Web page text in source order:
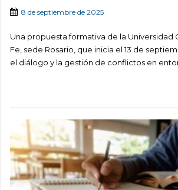
8 de septiembre de 2025
Una propuesta formativa de la Universidad
Fe, sede Rosario, que inicia el 13 de
el diálogo y la gestión de conflictos en